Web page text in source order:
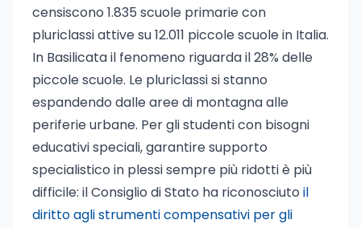
censiscono 1.835 scuole primarie con
pluriclassi attive su 12.011 piccole scuole in Italia.
In Basilicata il fenomeno riguarda il 28% delle
piccole scuole. Le pluriclassi si stanno
espandendo dalle aree di montagna alle
periferie urbane. Per gli studenti con bisogni
educativi speciali, garantire supporto
specialistico in plessi sempre più ridotti è più
difficile: il Consiglio di Stato ha riconosciuto il
diritto agli strumenti compensativi per gli